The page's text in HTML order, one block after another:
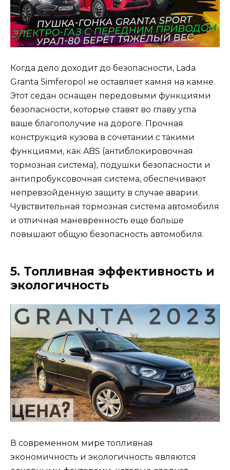
Когда дело доходит до безопасности, Lada
Granta Simferopol не оставляет камня на камне.
Этот седан оснащен передовыми функциями
безопасности, которые ставят во главу угла
ваше благополучие на дороге. Прочная
конструкция кузова в сочетании с такими
функциями, как ABS (антиблокировочная
тормозная система), подушки безопасности и
антипробуксовочная система, обеспечивают
непревзойденную защиту в случае аварии.
Чувствительная тормозная система автомобиля
и отличная маневренность еще больше
повышают общую безопасность автомобиля.
5. Топливная эффективность и
экологичность
В современном мире топливная
экономичность и экологичность являются